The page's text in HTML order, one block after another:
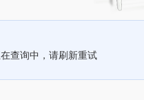
查询中，请刷新重试